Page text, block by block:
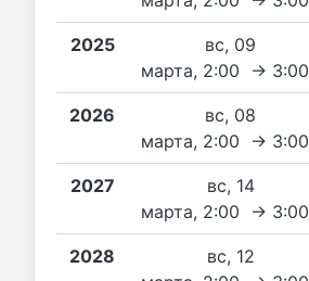
2025
вс, 09
марта, 2:00 → 3:00
2026
вс, 08
марта, 2:00 → 3:00
2027
вс, 14
марта, 2:00 → 3:00
2028
вс, 12